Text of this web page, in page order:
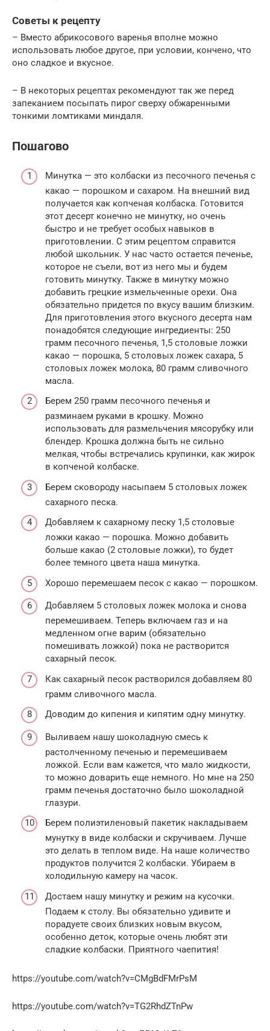
Советы к рецепту
– Вместо абрикосового варенья вполне можно
использовать любое другое, при условии, кончено, что
оно сладкое и вкусное.
– В некоторых рецептах рекомендуют так же перед
запеканием посыпать пирог сверху обжаренными
тонкими ломтиками миндаля.
Пошагово
Минутка — это колбаски из песочного печенья с
какао — порошком и сахаром. На внешний вид
получается как копченая колбаска. Готовится
этот десерт конечно не минутку, но очень
быстро и не требует особых навыков в
приготовлении. С этим рецептом справится
любой школьник. У нас часто остается печенье,
которое не съели, вот из него мы и будем
готовить минутку. Также в минутку можно
добавить грецкие измельченные орехи. Она
обязательно придется по вкусу вашим близким.
Для приготовления этого вкусного десерта нам
понадобятся следующие ингредиенты: 250
грамм песочного печенья, 1,5 столовые ложки
какао — порошка, 5 столовых ложек сахара, 5
столовых ложек молока, 80 грамм сливочного
масла.
Берем 250 грамм песочного печенья и
разминаем руками в крошку. Можно
использовать для размельчения мясорубку или
блендер. Крошка должна быть не сильно
мелкая, чтобы встречались крупинки, как жирок
в копченой колбаске.
Берем сковороду насыпаем 5 столовых ложек
сахарного песка.
Добавляем к сахарному песку 1,5 столовые
ложки какао — порошка. Можно добавить
больше какао (2 столовые ложки), то будет
более темного цвета наша минутка.
Хорошо перемешаем песок с какао — порошком.
Добавляем 5 столовых ложек молока и снова
перемешиваем. Теперь включаем газ и на
медленном огне варим (обязательно
помешивать ложкой) пока не растворится
сахарный песок.
Как сахарный песок растворился добавляем 80
грамм сливочного масла.
Доводим до кипения и кипятим одну минутку.
Выливаем нашу шоколадную смесь к
растолченному печенью и перемешиваем
ложкой. Если вам кажется, что мало жидкости,
то можно доварить еще немного. Но мне на 250
грамм печенья достаточно было шоколадной
глазури.
Берем полиэтиленовый пакетик накладываем
мунутку в виде колбаски и скручиваем. Лучше
это делать в теплом виде. На наше количество
продуктов получится 2 колбаски. Убираем в
холодильную камеру на часок.
Достаем нашу минутку и режим на кусочки.
Подаем к столу. Вы обязательно удивите и
порадуете своих близких новым вкусом,
особенно деток, которые очень любят эти
сладкие колбаски. Приятного чаепития!
https://youtube.com/watch?v=CMgBdFMrPsM
https://youtube.com/watch?v=TG2RhdZTnPw